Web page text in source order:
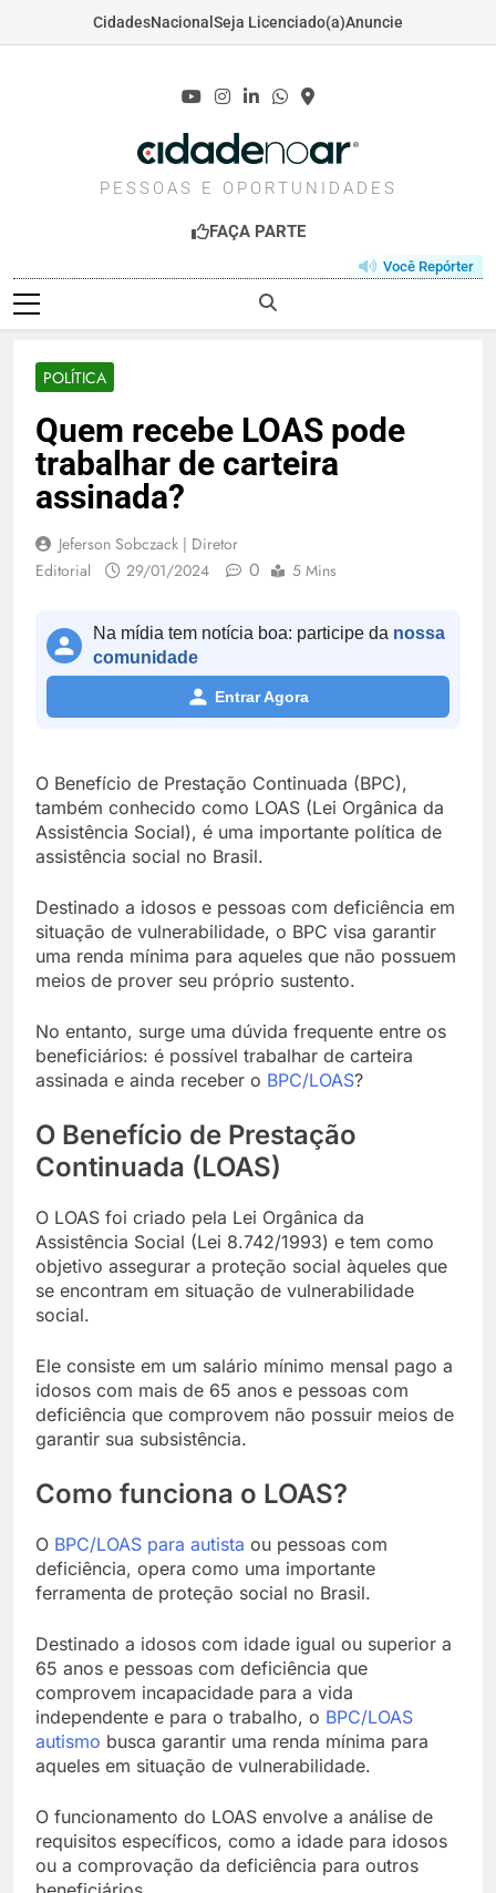
CidadesNacional Seja Licenciado(a)Anuncie
CIDADENOAR.COM
PESSOAS E OPORTUNIDADES
FAÇA PARTE
Você Repórter
POLÍTICA
Quem recebe LOAS pode
trabalhar de carteira
assinada?
Jeferson Sobczack | Diretor
Editorial
29/01/2024 0 5 Mins
Na mídia tem notícia boa: participe da nossa
comunidade
Entrar Agora
O Benefício de Prestação Continuada (BPC),
também conhecido como LOAS (Lei Orgânica da
Assistência Social), é uma importante política de
assistência social no Brasil.
Destinado a idosos e pessoas com deficiência em
situação de vulnerabilidade, o BPC visa garantir
uma renda mínima para aqueles que não possuem
meios de prover seu próprio sustento.
No entanto, surge uma dúvida frequente entre os
beneficiários: é possível trabalhar de carteira
assinada e ainda receber o BPC/LOAS?
O Benefício de Prestação
Continuada (LOAS)
O LOAS foi criado pela Lei Orgânica da
Assistência Social (Lei 8.742/1993) e tem como
objetivo assegurar a proteção social àqueles que
se encontram em situação de vulnerabilidade
social.
Ele consiste em um salário mínimo mensal pago a
idosos com mais de 65 anos e pessoas com
deficiência que comprovem não possuir meios de
garantir sua subsistência.
Como funciona o LOAS?
O BPC/LOAS para autista ou pessoas com
deficiência, opera como uma importante
ferramenta de proteção social no Brasil.
Destinado a idosos com idade igual ou superior a
65 anos e pessoas com deficiência que
comprovem incapacidade para a vida
independente e para o trabalho, o BPC/LOAS
autismo busca garantir uma renda mínima para
aqueles em situação de vulnerabilidade.
O funcionamento do LOAS envolve a análise de
requisitos específicos, como a idade para idosos
ou a comprovação da deficiência para outros